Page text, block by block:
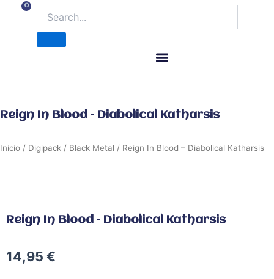
contenido
0
Carrito
Reign In Blood – Diabolical Katharsis
Inicio / Digipack / Black Metal / Reign In Blood – Diabolical Katharsis
Reign In Blood – Diabolical Katharsis
14,95 €